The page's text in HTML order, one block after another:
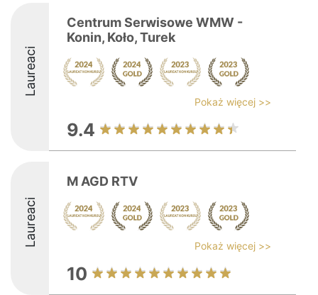
Laureaci
Centrum Serwisowe WMW -
Konin, Koło, Turek
Pokaż więcej >>
9.4
Laureaci
M AGD RTV
Pokaż więcej >>
10